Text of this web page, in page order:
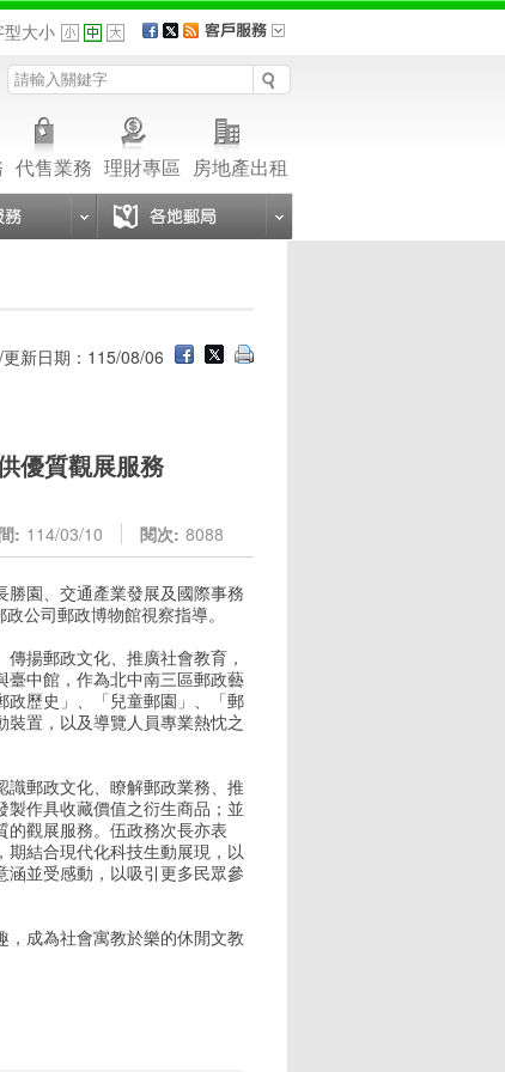
型大小
代售業務 理財專區 房地產出租
新日期：115/08/06
優質觀展服務
: 114/03/10 閱次: 8088
園、交通產業發展及國際事務
公司郵政博物館視察指導。
揚郵政文化、推廣社會教育，
臺中館，作為北中南三區郵政藝
政歷史」、「兒童郵園」、「郵
置，以及導覽人員專業熱忱之
郵政文化、瞭解郵政業務、推
作具收藏價值之衍生商品；並
觀展服務。伍政務次長亦表
結合現代化科技生動展現，以
並受感動，以吸引更多民眾參
成為社會寓教於樂的休閒文教